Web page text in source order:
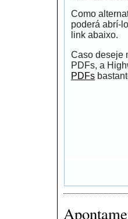
Como
poderá abrí-
link abaixo.
Caso deseje
PDFs, a
PDFs